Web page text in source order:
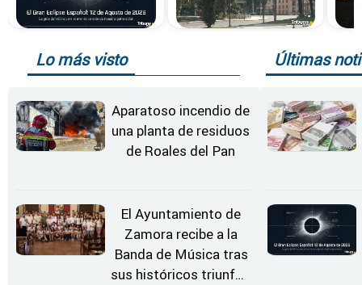
Lo más visto
Aparatoso incendio de
una planta de residuos
de Roales del Pan
El Ayuntamiento de
Zamora recibe a la
Banda de Música tras
sus históricos triunfos
Últimas